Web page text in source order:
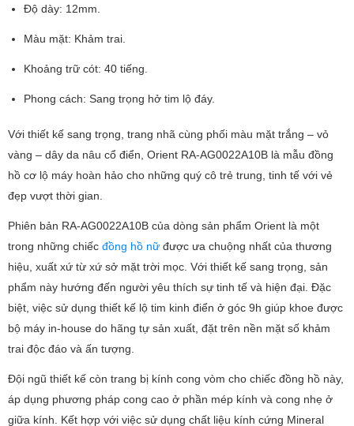
Độ dày: 12mm.
Màu mặt: Khảm trai.
Khoảng trữ cót: 40 tiếng.
Phong cách: Sang trọng hở tim lộ đáy.
Với thiết kế sang trọng, trang nhã cùng phối màu mặt trắng – vỏ
vàng – dây da nâu cổ điển, Orient RA-AG0022A10B là mẫu đồng
hồ cơ lộ máy hoàn hảo cho những quý cô trẻ trung, tinh tế với vẻ
đẹp vượt thời gian.
Phiên bản RA-AG0022A10B của dòng sản phẩm Orient là một
trong những chiếc đồng hồ nữ được ưa chuộng nhất của thương
hiệu, xuất xứ từ xứ sở mặt trời mọc. Với thiết kế sang trọng, sản
phẩm này hướng đến người yêu thích sự tinh tế và hiện đại. Đặc
biệt, việc sử dụng thiết kế lộ tim kinh điển ở góc 9h giúp khoe được
bộ máy in-house do hãng tự sản xuất, đặt trên nền mặt số khảm
trai độc đáo và ấn tượng.
Đội ngũ thiết kế còn trang bị kính cong vòm cho chiếc đồng hồ này,
áp dụng phương pháp cong cao ở phần mép kính và cong nhẹ ở
giữa kính. Kết hợp với việc sử dụng chất liệu kính cứng Mineral